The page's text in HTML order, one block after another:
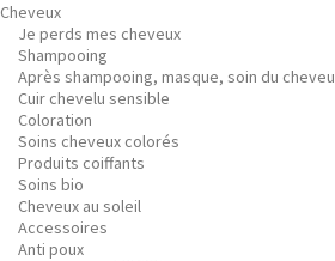
Cheveux
Je perds mes cheveux
Shampooing
Après shampooing, masque, soin du cheveu
Cuir chevelu sensible
Coloration
Soins cheveux colorés
Produits coiffants
Soins bio
Cheveux au soleil
Accessoires
Anti poux